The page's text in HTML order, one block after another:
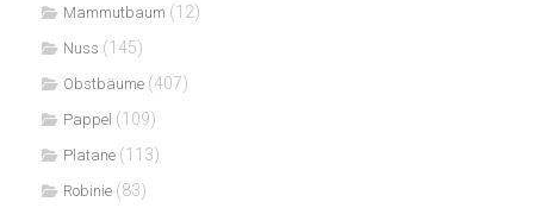
Mammutbaum (12)
Nuss (145)
Obstbäume (407)
Pappel (109)
Platane (113)
Robinie (83)